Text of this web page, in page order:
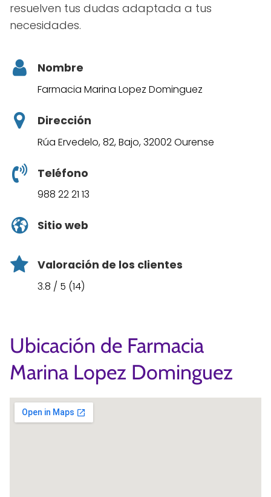
resuelven tus dudas adaptada a tus
necesidades.
Nombre
Farmacia Marina Lopez Dominguez
Dirección
Rúa Ervedelo, 82, Bajo, 32002 Ourense
Teléfono
988 22 21 13
Sitio web
Valoración de los clientes
3.8 / 5 (14)
Ubicación de Farmacia
Marina Lopez Dominguez